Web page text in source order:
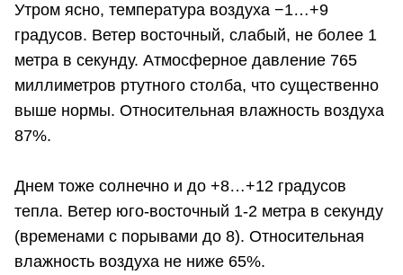
Утром ясно, температура воздуха −1…+9
градусов. Ветер восточный, слабый, не более 1
метра в секунду. Атмосферное давление 765
миллиметров ртутного столба, что существенно
выше нормы. Относительная влажность воздуха
87%.
Днем тоже солнечно и до +8…+12 градусов
тепла. Ветер юго-восточный 1-2 метра в секунду
(временами с порывами до 8). Относительная
влажность воздуха не ниже 65%.